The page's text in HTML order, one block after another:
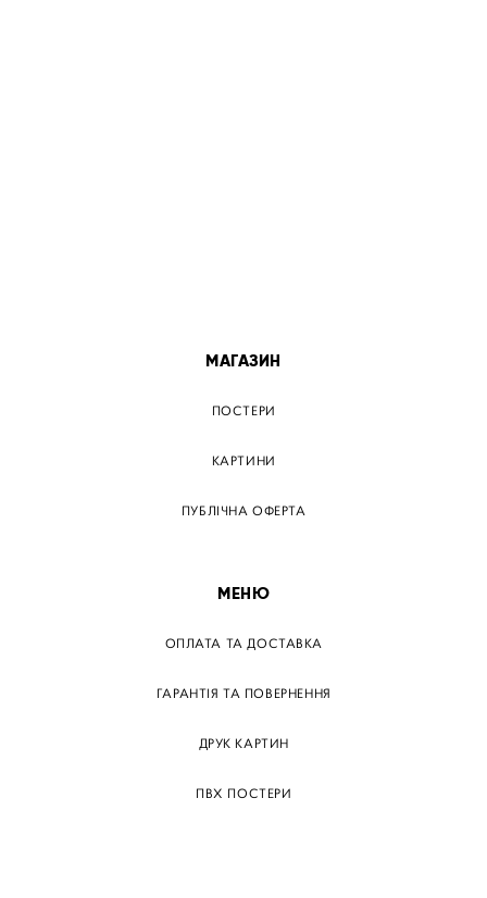
МАГАЗИН
ПОСТЕРИ
КАРТИНИ
ПУБЛІЧНА ОФЕРТА
МЕНЮ
ОПЛАТА ТА ДОСТАВКА
ГАРАНТІЯ ТА ПОВЕРНЕННЯ
ДРУК КАРТИН
ПВХ ПОСТЕРИ